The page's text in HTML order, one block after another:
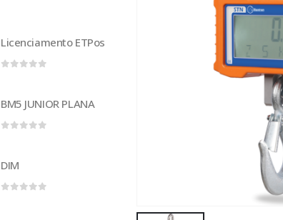
Licenciamento ETPos
BM5 JUNIOR PLANA
DIM